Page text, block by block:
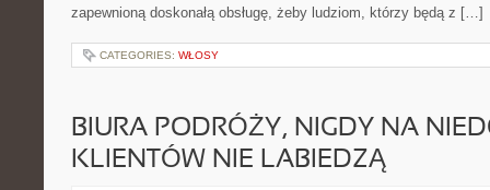
zapewnioną doskonałą obsługę, żeby ludziom, którzy będą z […]
CATEGORIES: WŁOSY
BIURA PODRÓŻY, NIGDY NA
KLIENTÓW NIE LABIEDZĄ